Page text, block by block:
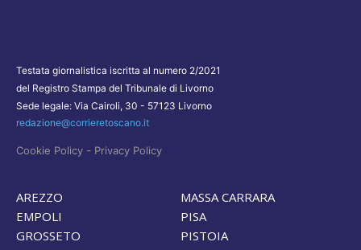
Testata giornalistica iscritta al numero 2/2021
del Registro Stampa del Tribunale di Livorno
Sede legale: Via Cairoli, 30 - 57123 Livorno
redazione@corrieretoscano.it
Cookie Policy - Privacy Policy
AREZZO
EMPOLI
GROSSETO
MASSA CARRARA
PISA
PISTOIA